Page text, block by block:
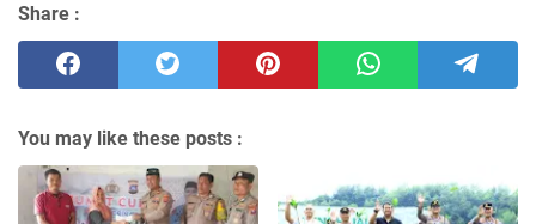
Share :
You may like these posts :